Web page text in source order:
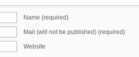
Name (required)
Mail (will not be published) (required)
Website